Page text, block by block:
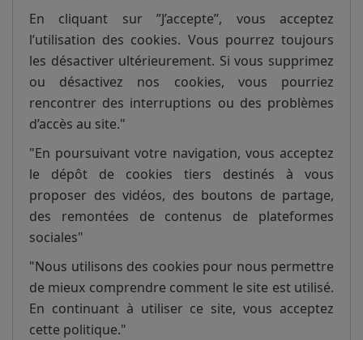
En cliquant sur ”J’accepte”, vous acceptez
l’utilisation des cookies. Vous pourrez toujours
les désactiver ultérieurement. Si vous supprimez
ou désactivez nos cookies, vous pourriez
rencontrer des interruptions ou des problèmes
d’accès au site."
"En poursuivant votre navigation, vous acceptez
le dépôt de cookies tiers destinés à vous
proposer des vidéos, des boutons de partage,
des remontées de contenus de plateformes
sociales"
"Nous utilisons des cookies pour nous permettre
de mieux comprendre comment le site est utilisé.
En continuant à utiliser ce site, vous acceptez
cette politique."